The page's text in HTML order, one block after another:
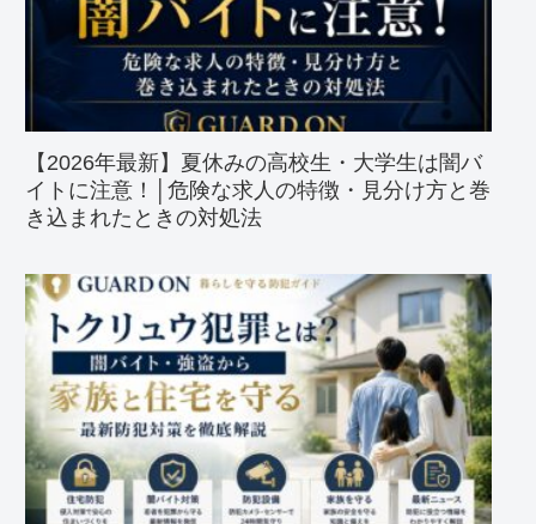
【2026年最新】夏休みの高校生・大学生は闇バ
イトに注意！│危険な求人の特徴・見分け方と巻
き込まれたときの対処法